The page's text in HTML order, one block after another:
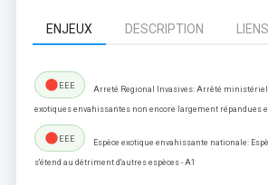
ENJEUX DESCRIPTION LIENS
lensEEE Arreté Regional Invasives: Arrêté
exotiques envahissantes non encore largement répandues
lensEEE Espèce exotique envahissante nationale:
s'étend au détriment d'autres espèces - A1